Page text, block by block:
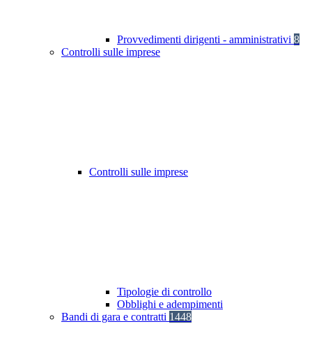
Provvedimenti dirigenti - amministrativi 8
Controlli sulle imprese
Controlli sulle imprese
Tipologie di controllo
Obblighi e adempimenti
Bandi di gara e contratti 1448